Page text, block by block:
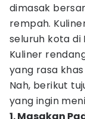
dimasak
rempah.
seluruh kota
Kuliner
yang rasa
Nah, berikut
yang ingin